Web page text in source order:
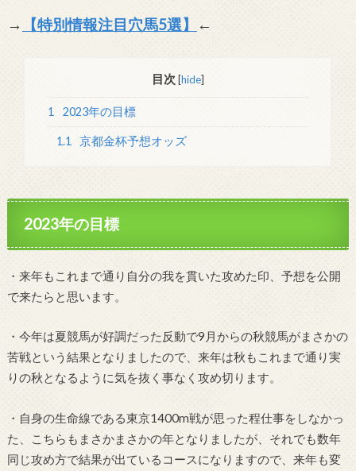
→ 【特別情報注目穴馬5選】 ←
目次 [hide]
1 2023年の目標
1.1 京都金杯予想オッズ
2023年の目標
・来年もこれまで通り自分の我を貫いた攻めた印、予想を公開
で来たらと思います。
・今年は夏競馬が好調だった反動で9月からの秋競馬がまさかの
苦戦という結果となりましたので、来年は秋もこれまで通り実
りの秋となるように気を抜く事なく攻め切ります。
・自身の生命線である東京1400m戦が思った程仕事をしなかっ
た、こちらもまさかまさかの年となりましたが、 それでも数年
同じ攻め方で結果が出ているコースになりますので、 来年も変